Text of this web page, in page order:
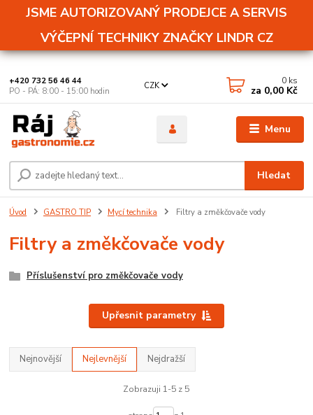
JSME AUTORIZOVANÝ PRODEJCE A SERVIS
VÝČEPNÍ TECHNIKY ZNAČKY LINDR CZ
Menu
CZK
Hledat
+420 732 56 46 44
PO - PÁ: 8:00 - 15:00 hodin
0 ks
za 0,00 Kč
Úvod GASTRO TIP Mycí technika Filtry a změkčovače vody
Filtry a změkčovače vody
Příslušenství pro změkčovače vody
Upřesnit parametry
Nejnovější Nejlevnější Nejdražší
Zobrazuji 1-5 z 5